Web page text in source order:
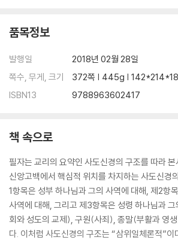
품목정보
발행일
2018년 02월 28일
쪽수, 무게, 크기
372쪽 | 445g |
ISBN13
9788963602417
책 속으로
필자는 교리의 요약인 사도신경의 구조를 따라
신앙고백에서 핵심적 위치를 차지하는 사도신경
1항목은 성부 하나님과 그의 사역에 대해, 제2항
사역에 대해, 그리고 제3항목은 성령 하나님과
회와 성도의 교제), 구원(사죄), 종말(부활과 영
다. 이처럼 사도신경의 구조는 “삼위일체론적”이